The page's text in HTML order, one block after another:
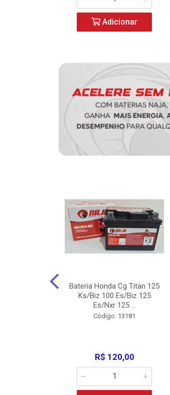
Adicionar
Bateria Honda Cg Titan 125
Ks/Biz 100 Es/Biz 125
Es/Nxr 125 ...
Código: 13181
R$ 120,00